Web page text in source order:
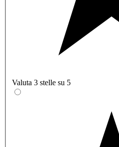
Valuta 3 stelle su 5